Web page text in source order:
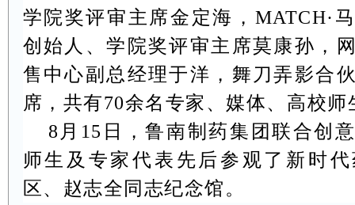
学院奖评审主席金定海， MATCH·
创始人、学院奖评审主席莫康孙，
售中心副总经理于洋，舞刀弄影合
席，共有70余名专家、媒体、高校师
8 月 15 日，鲁南制药集团联合创
师生及专家代表先后参观了新时
区、赵志全同志纪念馆。